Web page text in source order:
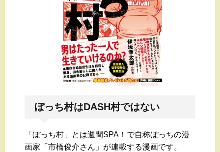
ぼっち村はDASH村ではない
「ぼっち村」とは週間SPA！で自称ぼっちの漫
画家「市橋俊介さん」が連載する漫画です。